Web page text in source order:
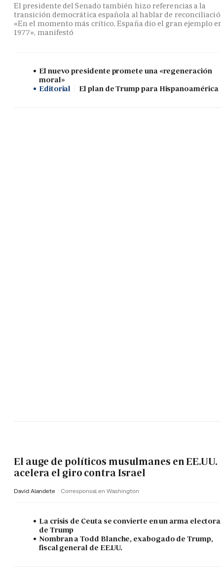
El presidente del Senado también hizo referencias a la
transición democrática española al hablar de
«En el momento más crítico, España dio el gran ejemplo
1977», manifestó
El nuevo presidente promete una «regeneración
moral»
Editorial
El plan de Trump para Hispanoamérica
El auge de políticos musulmanes en EE.UU.
acelera el giro contra Israel
David Alandete Corresponsal en Washington
La crisis de Ceuta se convierte en un arma
de Trump
Nombran a Todd Blanche, exabogado de Trump,
fiscal general de EE.UU.